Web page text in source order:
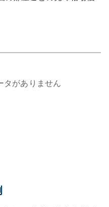
タがありません